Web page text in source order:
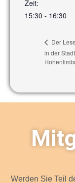
Zeit:
15:30 - 16:30
Der
in der
Werden Sie Teil